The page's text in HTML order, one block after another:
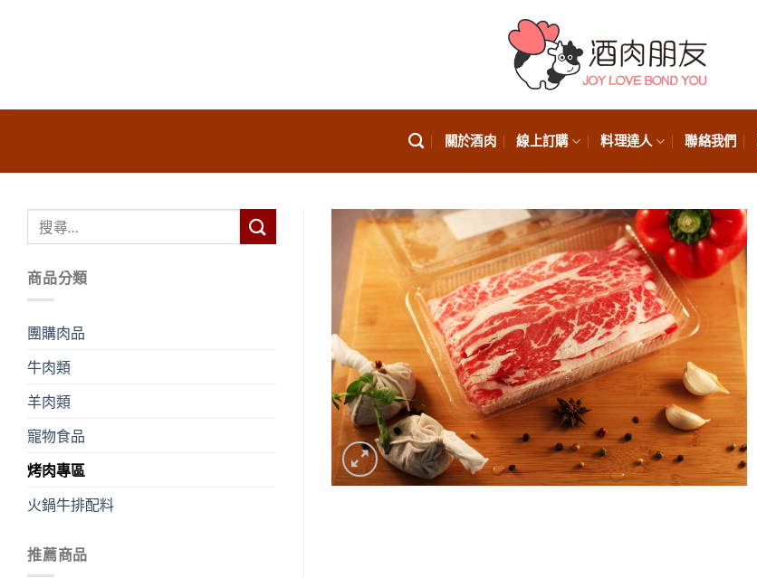
關於酒肉 線上訂購 料理達人 聯絡我們
商品分類
團購肉品
牛肉類
羊肉類
寵物食品
烤肉專區
火鍋牛排配料
推薦商品